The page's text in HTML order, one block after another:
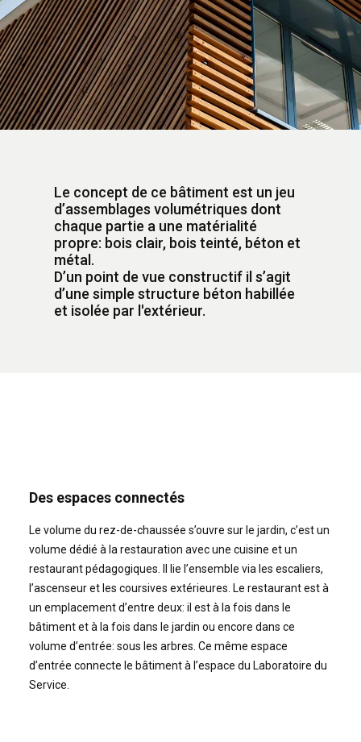
Le concept de ce bâtiment est un jeu
d’assemblages volumétriques dont
chaque partie a une matérialité
propre: bois clair, bois teinté, béton et
métal.
D’un point de vue constructif il s’agit
d’une simple structure béton habillée
et isolée par l'extérieur.
Des espaces connectés
Le volume du rez-de-chaussée s’ouvre sur le jardin, c’est un
volume dédié à la restauration avec une cuisine et un
restaurant pédagogiques. Il lie l’ensemble via les escaliers,
l’ascenseur et les coursives extérieures. Le restaurant est à
un emplacement d’entre deux: il est à la fois dans le
bâtiment et à la fois dans le jardin ou encore dans ce
volume d’entrée: sous les arbres. Ce même espace
d’entrée connecte le bâtiment à l’espace du Laboratoire du
Service.